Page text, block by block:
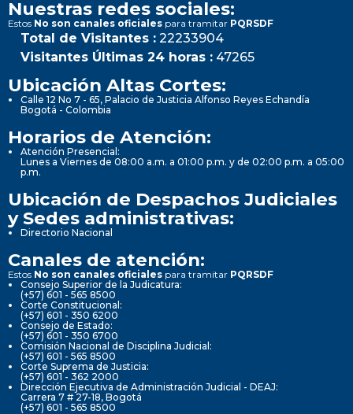
Nuestras redes sociales:
Estos No son canales oficiales para tramitar PQRSDF
Total de Visitantes : 22233904
Visitantes Últimas 24 horas : 47265
Ubicación Altas Cortes:
Calle 12 No 7 - 65, Palacio de Justicia Alfonso Reyes Echandía
Bogotá - Colombia
Horarios de Atención:
Atención Presencial:
Lunes a Viernes de 08:00 a.m. a 01:00 p.m. y de 02:00 p.m. a 05:00
p.m.
Ubicación de Despachos Judiciales
y Sedes administrativas:
Directorio Nacional
Canales de atención:
Estos No son canales oficiales para tramitar PQRSDF
Consejo Superior de la Judicatura:
(+57) 601 - 565 8500
Corte Constitucional:
(+57) 601 - 350 6200
Consejo de Estado:
(+57) 601 - 350 6700
Comisión Nacional de Disciplina Judicial:
(+57) 601 - 565 8500
Corte Suprema de Justicia:
(+57) 601 - 362 2000
Dirección Ejecutiva de Administración Judicial - DEAJ:
Carrera 7 # 27-18, Bogotá
(+57) 601 - 565 8500